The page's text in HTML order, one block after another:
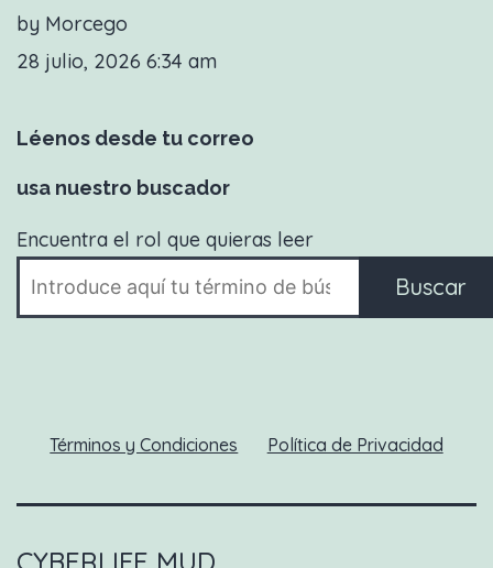
by Morcego
28 julio, 2026 6:34 am
Léenos desde tu correo
usa nuestro buscador
Encuentra el rol que quieras leer
Buscar
Términos y Condiciones Política de Privacidad